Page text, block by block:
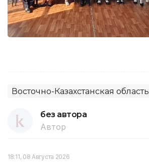
Восточно-Казахстанская область
без автора
Автор
18:11, 08 Августа 2026